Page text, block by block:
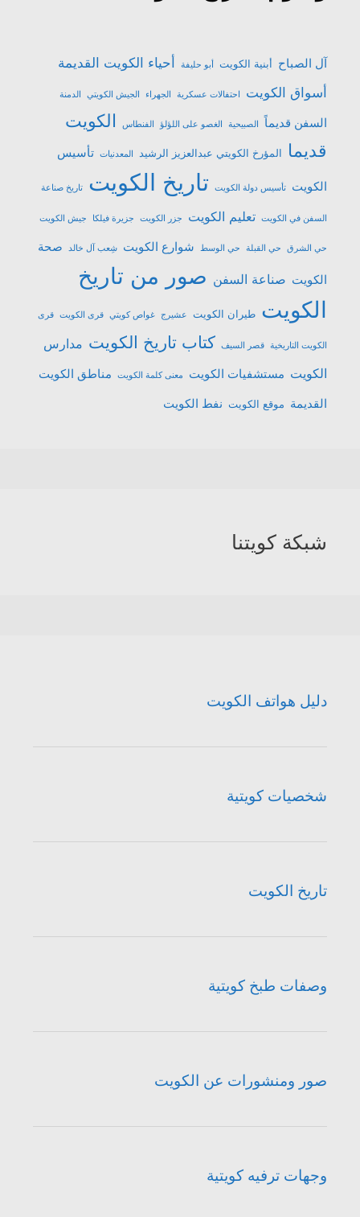
آل الصباح أبنية الكويت أبو حليفة
أحياء الكويت القديمة
أسواق الكويت
احتفالات عسكرية الجهراء الجيش الكويتي الدمنة
السفن قديماً الصبيحية الغصو على اللؤلؤ الفنطاس
الكويت
قديما
المؤرخ الكويتي عبدالعزيز الرشيد المعدنيات تأسيس
الكويت تأسيس دولة الكويت تاريخ الكويت تاريخ صناعة
السفن في الكويت تعليم الكويت جزر الكويت جزيرة فيلكا جيش الكويت
حي الشرق حي القبلة حي الوسط شوارع الكويت شِعب آل خالد صحة
الكويت صناعة السفن صور من تاريخ
الكويت طيران الكويت عشیرج غواص كويتي قرى الكويت قرى
الكويت التاريخية قصر السيف كتاب تاريخ الكويت مدارس
الكويت مستشفيات الكويت معنى كلمة الكويت مناطق الكويت
القديمة موقع الكويت نفط الكويت
شبكة كويتنا
دليل هواتف الكويت
شخصيات كويتية
تاريخ الكويت
وصفات طبخ كويتية
صور ومنشورات عن الكويت
وجهات ترفيه كويتية